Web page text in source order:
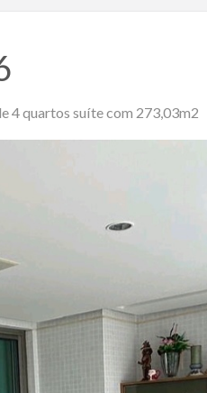
4 quartos suíte com 273,03m2